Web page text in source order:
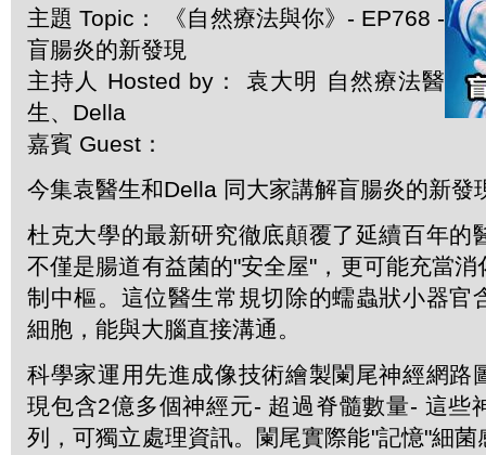
主題 Topic： 《自然療法與你》- EP768 -
盲腸炎的新發現
主持人 Hosted by： 袁大明 自然療法醫
生、Della
嘉賓 Guest：
今集袁醫生和Della 同大家講解盲腸炎的新發
杜克大學的最新研究徹底顛覆了延續百年的
不僅是腸道有益菌的"安全屋"，更可能充當
制中樞。這位醫生常規切除的蠕蟲狀小器官
細胞，能與大腦直接溝通。
科學家運用先進成像技術繪製闌尾神經網路
現包含2億多個神經元- 超過脊髓數量- 這些
列，可獨立處理資訊。闌尾實際能"記憶"細